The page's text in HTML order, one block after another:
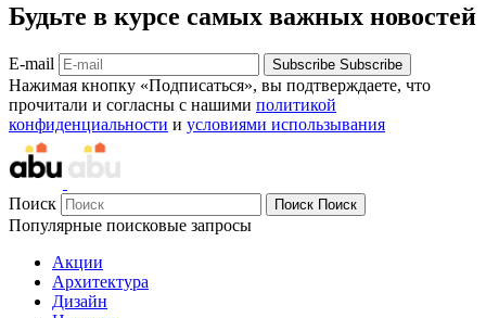
Будьте в курсе самых важных новостей
E-mail Subscribe Subscribe
Нажимая кнопку «Подписаться», вы подтверждаете, что
прочитали и согласны с нашими политикой
конфиденциальности и условиями использывания
Поиск Поиск Поиск
Популярные поисковые запросы
Акции
Архитектура
Дизайн